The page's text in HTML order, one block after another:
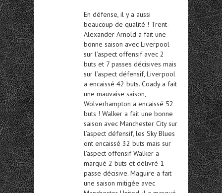
En défense, il y a aussi
beaucoup de qualité ! Trent-
Alexander Arnold a fait une
bonne saison avec Liverpool
sur l’aspect offensif avec 2
buts et 7 passes décisives mais
sur l’aspect défensif, Liverpool
a encaissé 42 buts. Coady a fait
une mauvaise saison,
Wolverhampton a encaissé 52
buts ! Walker a fait une bonne
saison avec Manchester City sur
l’aspect défensif, les Sky Blues
ont encaissé 32 buts mais sur
l’aspect offensif Walker a
marqué 2 buts et délivré 1
passe décisive. Maguire a fait
une saison mitigée avec